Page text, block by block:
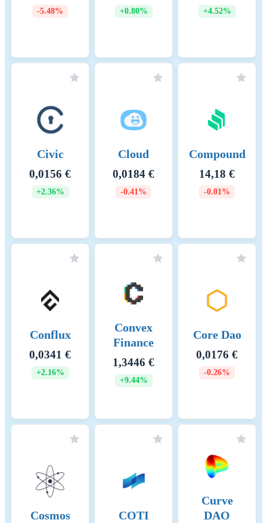
-5.48% +0.80% +4.52%
Civic
0,0156 €
+2.36%
Cloud
0,0184 €
-0.41%
Compound
14,18 €
-0.01%
Conflux
0,0341 €
+2.16%
Convex
Finance
1,3446 €
+9.44%
Core Dao
0,0176 €
-0.26%
Cosmos COTI
Curve
DAO